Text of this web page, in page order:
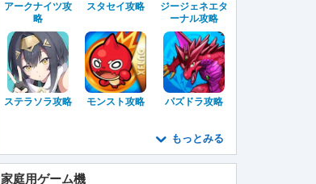
アークナイツ攻
略
スタセイ攻略
ジージェネエタ
ーナル攻略
ステラソラ攻略 モンスト攻略 パズドラ攻略
もっとみる
家庭用ゲーム機